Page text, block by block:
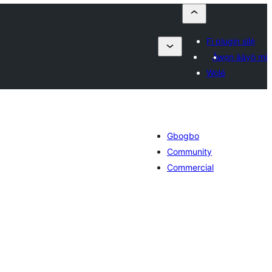
Fi plugin sílẹ̀
Àwọn ààyò mi
Wọlé
Gbogbo
Community
Commercial